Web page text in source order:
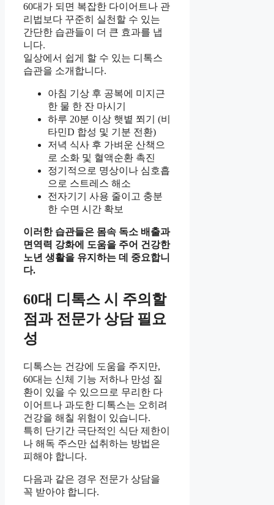
60대가 되면 복잡한 다이어트나 관
리법보다 꾸준히 실천할 수 있는
간단한 습관들이 더 큰 효과를 냅
니다.
일상에서 쉽게 할 수 있는 디톡스
습관을 소개합니다.
아침 기상 후 공복에 미지근
한 물 한 잔 마시기
하루 20분 이상 햇볕 쬐기 (비
타민D 합성 및 기분 전환)
저녁 식사 후 가벼운 산책으
로 소화 및 혈액순환 촉진
정기적으로 명상이나 심호흡
으로 스트레스 해소
전자기기 사용 줄이고 충분
한 수면 시간 확보
이러한 습관들은 몸속 독소 배출과
면역력 강화에 도움을 주어 건강한
노년 생활을 유지하는 데 중요합니
다.
60대 디톡스 시 주의할
점과 전문가 상담 필요
성
디톡스는 건강에 도움을 주지만,
60대는 신체 기능 저하나 만성 질
환이 있을 수 있으므로 무리한 다
이어트나 과도한 디톡스는 오히려
건강을 해칠 위험이 있습니다.
특히 단기간 극단적인 식단 제한이
나 해독 주스만 섭취하는 방법은
피해야 합니다.
다음과 같은 경우 전문가 상담을
꼭 받아야 합니다.